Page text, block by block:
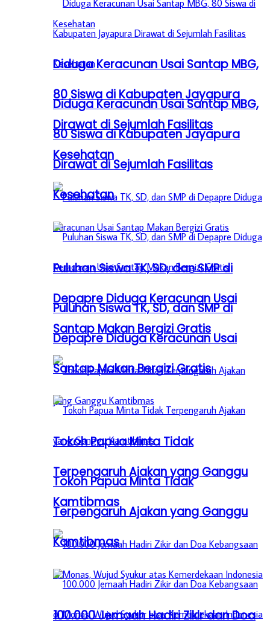
Diduga Keracunan Usai Santap MBG,
80 Siswa di Kabupaten Jayapura
Dirawat di Sejumlah Fasilitas
Kesehatan
Puluhan Siswa TK, SD, dan SMP di
Depapre Diduga Keracunan Usai
Santap Makan Bergizi Gratis
Tokoh Papua Minta Tidak
Terpengaruh Ajakan yang Ganggu
Kamtibmas
100.000 Jemaah Hadiri Zikir dan Doa
Diduga Keracunan Usai Santap MBG,
80 Siswa di Kabupaten Jayapura
Dirawat di Sejumlah Fasilitas
Kesehatan
Puluhan Siswa TK, SD, dan SMP di
Depapre Diduga Keracunan Usai
Santap Makan Bergizi Gratis
Tokoh Papua Minta Tidak
Terpengaruh Ajakan yang Ganggu
Kamtibmas